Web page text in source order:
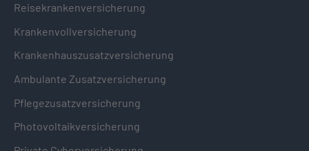
Reisekrankenversicherung
Krankenvollversicherung
Krankenhauszusatzversicherung
Ambulante Zusatzversicherung
Pflegezusatzversicherung
Photovoltaikversicherung